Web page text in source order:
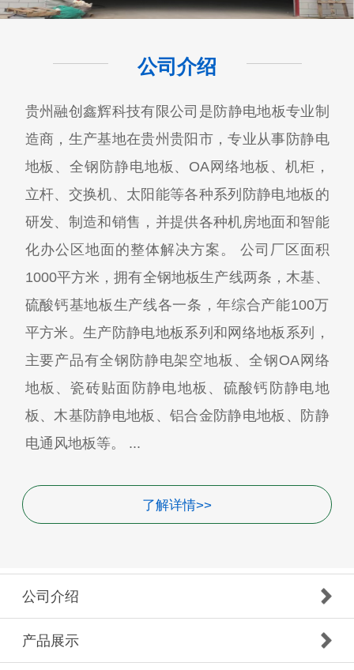
公司介绍
贵州融创鑫辉科技有限公司​是防静电地板专业制
造商，生产基地在贵州贵阳市，专业从事防静电
地板、全钢防静电地板、OA网络地板、机柜，
立杆、交换机、太阳能等各种系列防静电地板的
研发、制造和销售，并提供各种机房地面和智能
化办公区地面的整体解决方案。 公司厂区面积
1000平方米，拥有全钢地板生产线两条，木基、
硫酸钙基地板生产线各一条，年综合产能100万
平方米。生产防静电地板系列和网络地板系列，
主要产品有全钢防静电架空地板、全钢OA网络
地板、瓷砖贴面防静电地板、硫酸钙防静电地
板、木基防静电地板、铝合金防静电地板、防静
电通风地板等。 ...
了解详情>>
公司介绍
产品展示